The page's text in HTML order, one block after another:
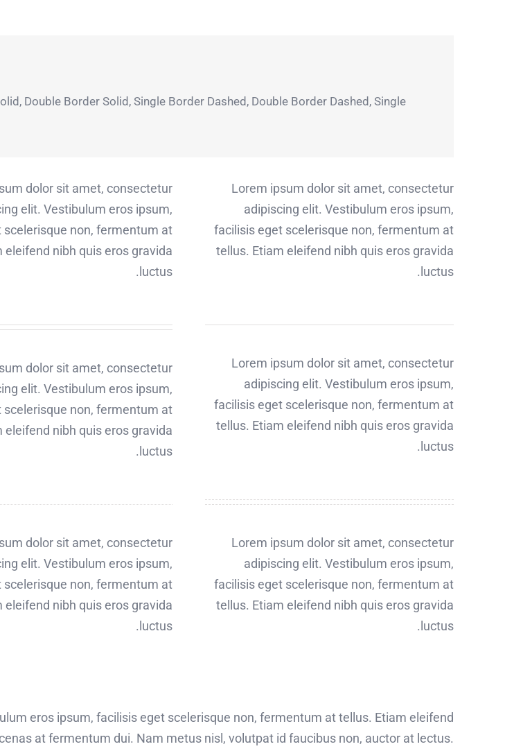
Double Border Solid, Single Border Dashed, Double Border Dashed, Single
Lorem ipsum dolor sit amet, consectetur
adipiscing elit. Vestibulum eros ipsum,
facilisis eget scelerisque non, fermentum at
tellus. Etiam eleifend nibh quis eros gravida
luctus.
Lorem ipsum dolor sit amet, consectetur
adipiscing elit. Vestibulum eros ipsum,
facilisis eget scelerisque non, fermentum at
tellus. Etiam eleifend nibh quis eros gravida
luctus.
Lorem ipsum dolor sit amet, consectetur
adipiscing elit. Vestibulum eros ipsum,
facilisis eget scelerisque non, fermentum at
tellus. Etiam eleifend nibh quis eros gravida
luctus.
dolor sit amet, consectetur
elit. Vestibulum eros ipsum,
scelerisque non, fermentum at
eleifend nibh quis eros gravida
luctus.
dolor sit amet, consectetur
elit. Vestibulum eros ipsum,
scelerisque non, fermentum at
eleifend nibh quis eros gravida
luctus.
dolor sit amet, consectetur
elit. Vestibulum eros ipsum,
scelerisque non, fermentum at
eleifend nibh quis eros gravida
luctus.
eros ipsum, facilisis eget scelerisque non, fermentum at tellus. Etiam eleifend
at fermentum dui. Nam metus nisl, volutpat id faucibus non, auctor at lectus.